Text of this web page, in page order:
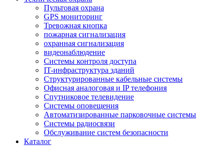
Пультовая охрана
GPS мониторинг
Тревожная кнопка
пожарная сигнализация
охранная сигнализация
видеонаблюдение
Системы контроля доступа
IT-инфраструктура зданий
Структурированные кабельные системы
Офисная аналоговая и IP телефония
Спутниковое телевидение
Системы оповещения
Автоматизированные парковочные системы
Системы радиосвязи
Обслуживание систем безопасности
Каталог